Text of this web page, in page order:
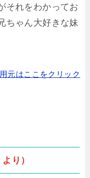
それをわかってお
ちゃん大好きな妹
元はここをクリック
り）